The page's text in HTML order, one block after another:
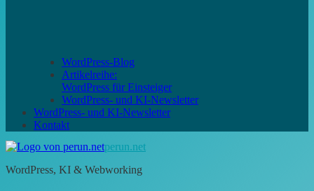
WordPress-Blog
Artikelreihe:
WordPress für Einsteiger
WordPress- und KI-Newsletter
WordPress- und KI-Newsletter
Kontakt
perun.net
WordPress, KI & Webworking